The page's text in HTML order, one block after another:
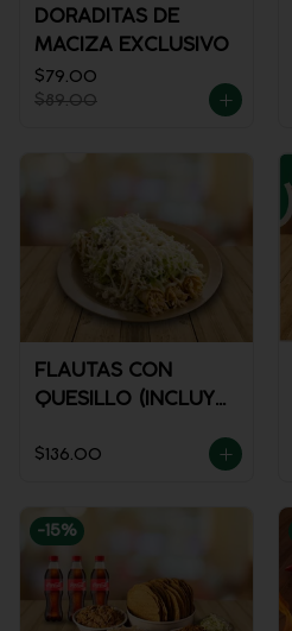
DORADITAS DE
MACIZA EXCLUSIVO
$79.00
$89.00
FLAUTAS CON
QUESILLO (INCLUYE
SALSA)
$136.00
-15%